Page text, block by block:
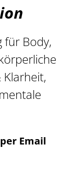
für Body,
Klarheit,
Email